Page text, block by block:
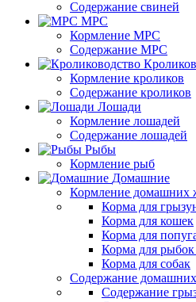
Содержание свиней
МРС
Кормление МРС
Содержание МРС
Кормление кроликов
Содержание кроликов
Лошади
Кормление лошадей
Содержание лошадей
Рыбы
Кормление рыб
Домашние
Кормление домашних
Корма для
Корма для кошек
Корма для
Корма для
Корма для собак
Содержание
Содержание